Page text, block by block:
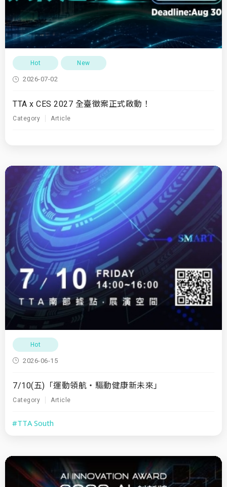
Hot New
2026-07-02
TTA x CES 2027 全臺徵案正式啟動！
Category Article
Hot
2026-06-15
7/10(五)「運動領航・驅動健康新未來」
Category Article
#TTA South